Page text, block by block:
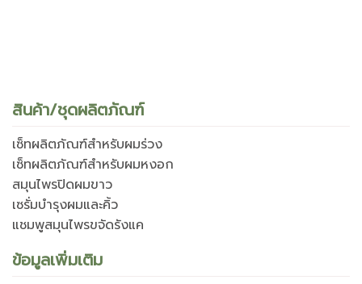
สินค้า/ชุดผลิตภัณฑ์
เซ็ทผลิตภัณฑ์สำหรับผมร่วง
เซ็ทผลิตภัณฑ์สำหรับผมหงอก
สมุนไพรปิดผมขาว
เซรั่มบำรุงผมและคิ้ว
แชมพูสมุนไพรขจัดรังแค
ข้อมูลเพิ่มเติม